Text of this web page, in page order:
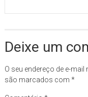
Deixe um
O seu endereço de e-mail
são marcados com *